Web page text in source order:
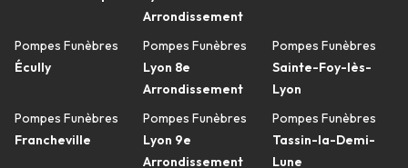
Pompes Funèbres
Écully
Pompes Funèbres
Francheville
Arrondissement
Pompes Funèbres
Lyon 8e
Arrondissement
Pompes Funèbres
Lyon 9e
Arrondissement
Pompes Funèbres
Sainte-Foy-lès-
Lyon
Pompes Funèbres
Tassin-la-Demi-
Lune